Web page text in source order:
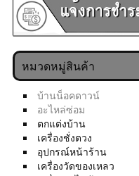
หมวดหมู่สินค้า
บ้านน็อคดาวน์
อะไหล่ซ่อม
ตกแต่งบ้าน
เครื่องชั่งตวง
อุปกรณ์หน้าร้าน
เครื่องวัดของเหลว